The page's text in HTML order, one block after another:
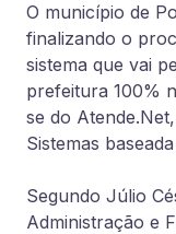
O município de
finalizando o
sistema que vai
prefeitura 100%
se do
Sistemas
Segundo Júlio
Administração e